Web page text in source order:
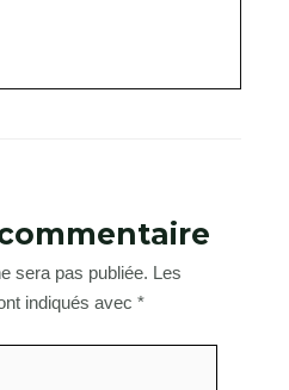
sera pas publiée. Les
indiqués avec *